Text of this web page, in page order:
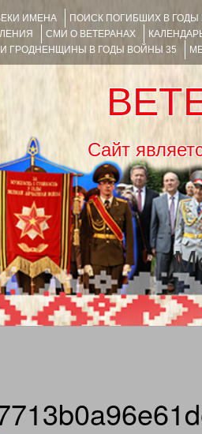
ИМЕНА ПОИСК ПОГИБШИХ В ГОДЫ
СМИ О ВЕТЕРАНАХ
ГРОДНЕНЩИНЫ В ГОДЫ ВОЙНЫ 35
Сайт